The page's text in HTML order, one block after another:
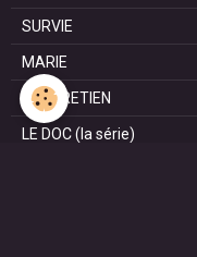
SURVIE
MARIE
L'ENTRETIEN
LE DOC (la série)